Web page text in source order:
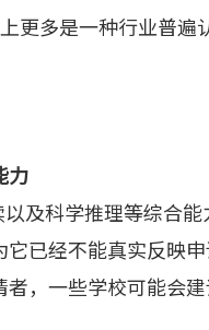
多是一种行业普遍
力
及科学推理等综合
已经不能真实反映
，一些学校可能会建